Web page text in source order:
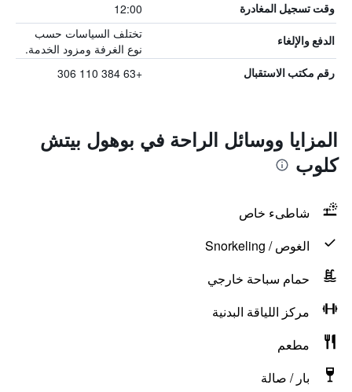
وقت تسجيل المغادرة 12:00
الدفع والإلغاء
تختلف السياسات حسب
نوع الغرفة ومزود الخدمة.
رقم مكتب الاستقبال +63 384 110 306
المزايا ووسائل الراحة في بوهول بيتش
كلوب
شاطىء خاص
الغوص / Snorkeling
حمام سباحة خارجي
مركز اللياقة البدنية
مطعم
بار / صالة